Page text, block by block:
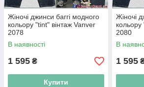
Жіночі джинси баггі модного
кольору "tint" вінтаж Vanver
2078
В наявності
1 595 ₴
Купити
Жіночі
кольору
2080
В
1 595